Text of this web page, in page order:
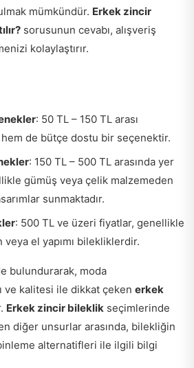
mümkündür. Erkek zincir
sorusunun cevabı, alışveriş
kolaylaştırır.
: 50 TL – 150 TL arası
de bütçe dostu bir seçenektir.
: 150 TL – 500 TL arasında yer
gümüş veya çelik malzemeden
sunmaktadır.
: 500 TL ve üzeri fiyatlar, genellikle
veya el yapımı bilekliklerdir.
bulundurarak, moda
ve kalitesi ile dikkat çeken erkek
Erkek zincir bileklik seçimlerinde
diğer unsurlar arasında, bilekliğin
alternatifleri ile ilgili bilgi